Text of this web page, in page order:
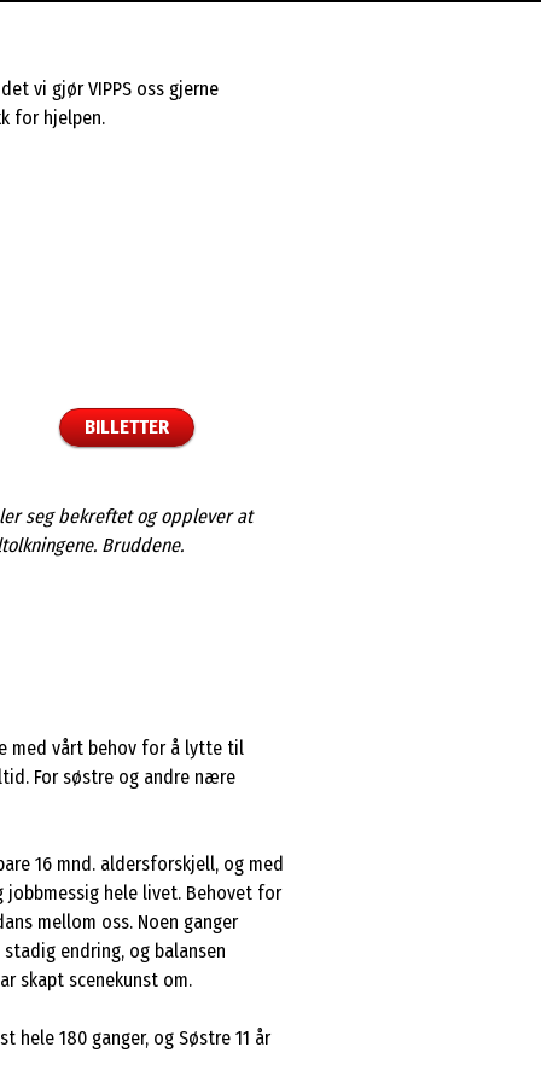
vi gjør VIPPS oss gjerne
for hjelpen.
BILLETTER
seg bekreftet og opplever at
Bruddene.
med vårt behov for å lytte til
For søstre og andre nære
16 mnd. aldersforskjell, og med
hele livet. Behovet for
mellom oss. Noen ganger
endring, og balansen
skapt scenekunst om.
hele 180 ganger, og Søstre 11 år